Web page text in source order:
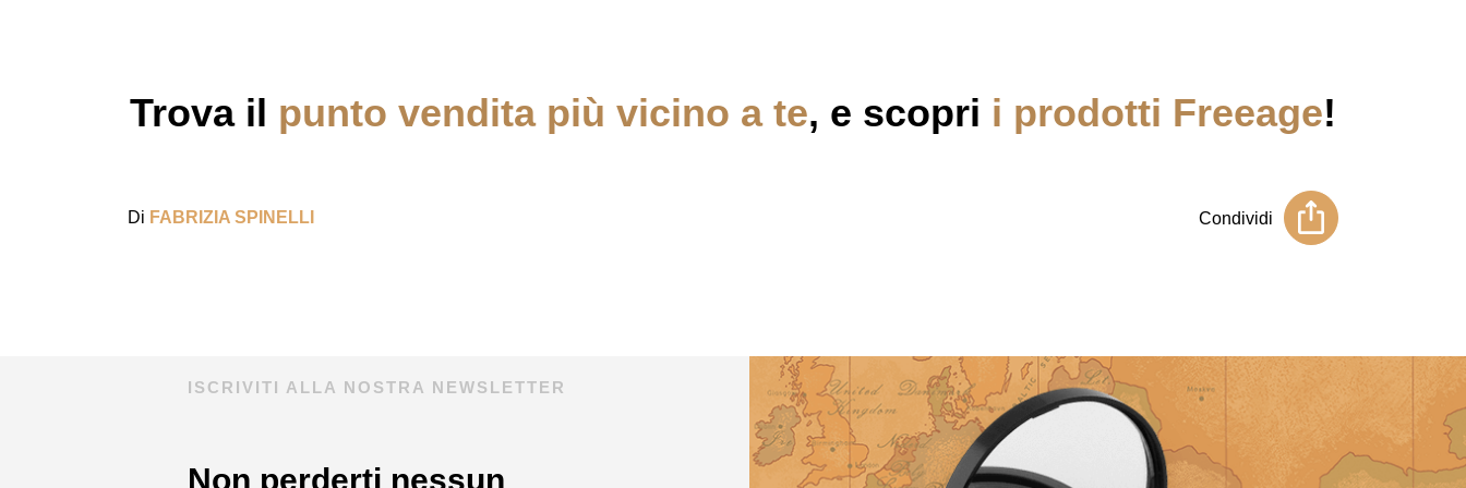
Trova il punto vendita più vicino a te, e scopri i prodotti Freeage!
Di FABRIZIA SPINELLI Condividi
ISCRIVITI ALLA NOSTRA NEWSLETTER
Non perderti nessun